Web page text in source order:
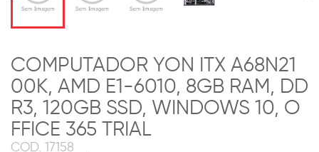
COMPUTADOR YON ITX A68N21
00K, AMD E1-6010, 8GB RAM, DD
R3, 120GB SSD, WINDOWS 10, O
FFICE 365 TRIAL
COD. 17158